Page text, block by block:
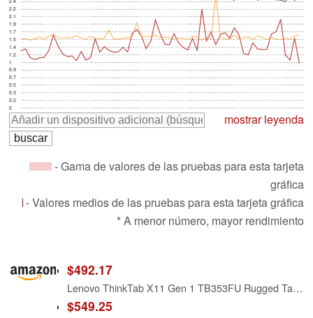
0
0.2
0.3
0.5
0.7
0.9
1
1.2
1.4
1.5
1.7
1.9
2.1
2.2
mostrar leyenda
- Gama de valores de las pruebas para esta tarjeta
gráfica
- Valores medios de las pruebas para esta tarjeta gráfica
* A menor número, mayor rendimiento
$492.17
Lenovo ThinkTab X11 Gen 1 TB353FU Rugged Tablet - 10.9" 2.5K - Qualcomm SM7635 Snapdragon 7s Gen 3 (4 nm) Octa-core - 8 GB - 128 GB Storage - Android 16 - Eclipse Black
$549.25